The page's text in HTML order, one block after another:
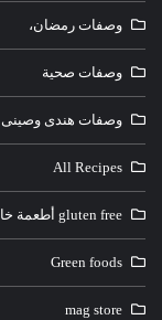
وصفات رمضان،
وصفات صحية
وصفات هندى وصينى
All Recipes
gluten free أطعمة خالية من الجلوتين
Green foods
mag store